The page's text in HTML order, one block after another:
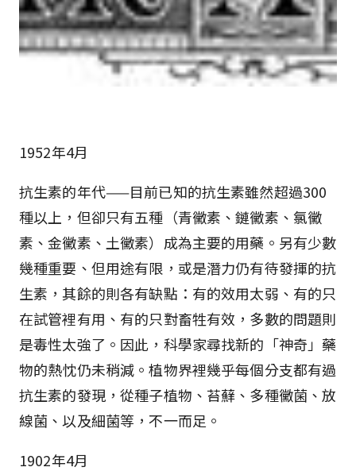
1952年4月
抗生素的年代——目前已知的抗生素雖然超過300
種以上，但卻只有五種（青黴素、鏈黴素、氯黴
素、金黴素、土黴素）成為主要的用藥。另有少數
幾種重要、但用途有限，或是潛力仍有待發揮的抗
生素，其餘的則各有缺點：有的效用太弱、有的只
在試管裡有用、有的只對畜牲有效，多數的問題則
是毒性太強了。因此，科學家尋找新的「神奇」藥
物的熱忱仍未稍減。植物界裡幾乎每個分支都有過
抗生素的發現，從種子植物、苔蘚、多種黴菌、放
線菌、以及細菌等，不一而足。
1902年4月